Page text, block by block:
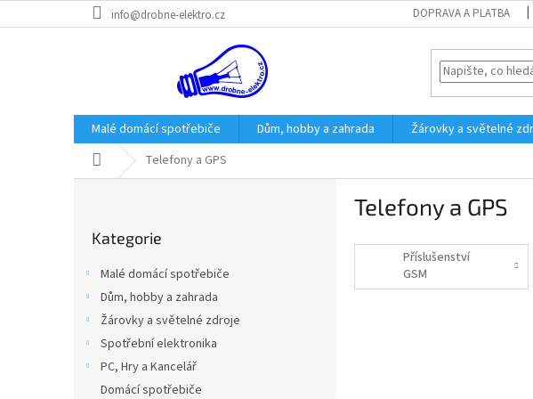
na
info@drobne-elektro.cz DOPRAVA A PLATBA
Malé domácí spotřebiče Dům, hobby a zahrada Žárovky a světelné
Domů Telefony a GPS
kategorie
Kategorie
Malé domácí spotřebiče
Dům, hobby a zahrada
Žárovky a světelné zdroje
Spotřební elektronika
PC, Hry a Kancelář
Domácí spotřebiče
Telefony a GPS
Příslušenství
GSM